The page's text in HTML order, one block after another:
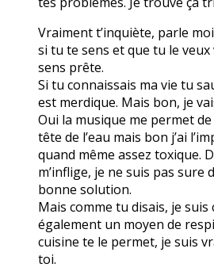
Vraiment t’inquiète, parle
si tu te sens et que tu le
sens prête.
Si tu connaissais ma vie tu
est merdique. Mais bon, je
Oui la musique me permet
tête de l’eau mais bon j’ai
quand même assez toxique.
m’inflige, je ne suis pas sure
bonne solution.
Mais comme tu disais, je
également un moyen de
cuisine te le permet, je suis
toi.